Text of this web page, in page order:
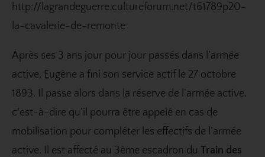
http://lagrandeguerre.cultureforum.net/t61789p20-
la-cavalerie-de-remonte
Après ses 3 ans jour pour jour passés dans l’armée
active, Eugène a fini son service actif le 27 octobre
1893. Il passe alors dans la réserve de l’armée active,
c’est-à-dire qu’il pourra être appelé en cas de
mobilisation pour compléter les effectifs de l’armée
active. Il est affecté au 3ème escadron du Train des